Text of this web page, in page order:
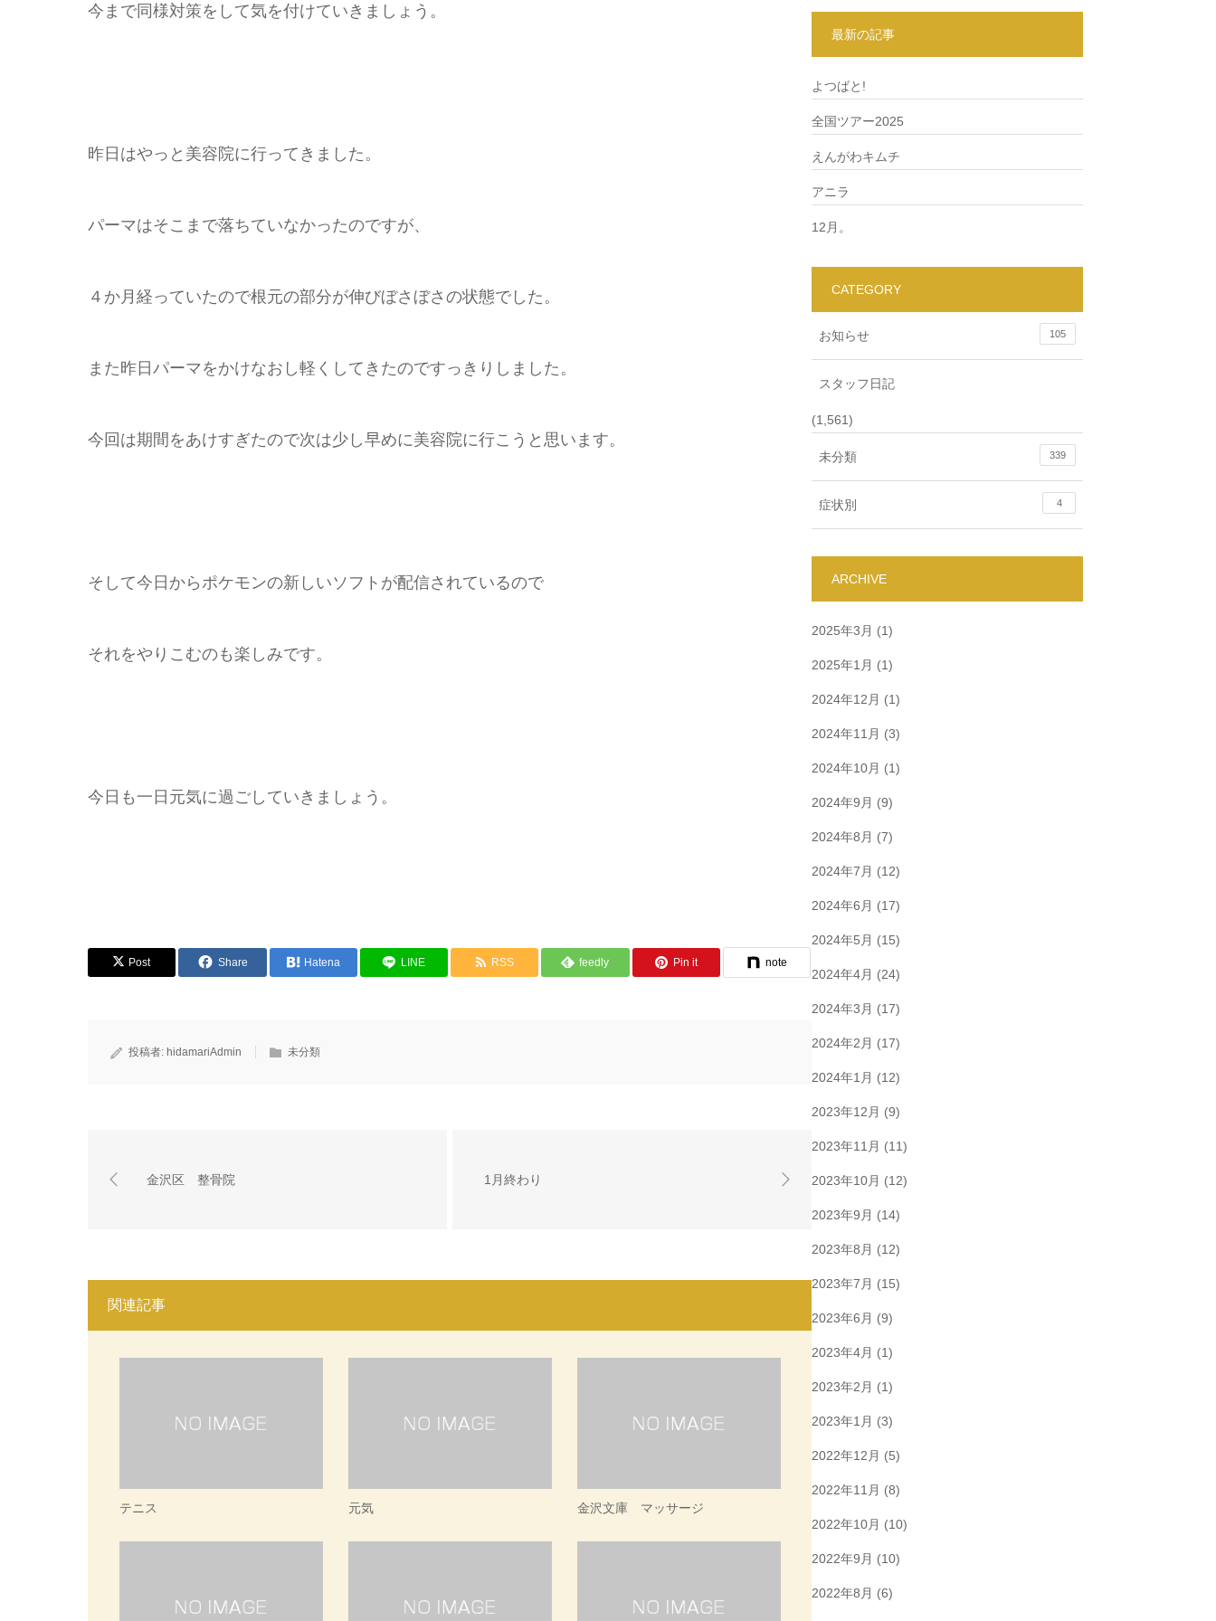
今まで同様対策をして気を付けていきましょう。
昨日はやっと美容院に行ってきました。
パーマはそこまで落ちていなかったのですが、
４か月経っていたので根元の部分が伸びぼさぼさの状態でした。
また昨日パーマをかけなおし軽くしてきたのですっきりしました。
今回は期間をあけすぎたので次は少し早めに美容院に行こうと思います。
そして今日からポケモンの新しいソフトが配信されているので
それをやりこむのも楽しみです。
今日も一日元気に過ごしていきましょう。
Post Share Hatena LINE RSS feedly Pin it note
投稿者: hidamariAdmin 未分類
金沢区 整骨院 1月終わり
関連記事
テニス 元気 金沢文庫 マッサージ
最新の記事
よつばと!
全国ツアー2025
えんがわキムチ
アニラ
12月。
CATEGORY
お知らせ 105
スタッフ日記
(1,561)
未分類 339
症状別 4
ARCHIVE
2025年3月 (1)
2025年1月 (1)
2024年12月 (1)
2024年11月 (3)
2024年10月 (1)
2024年9月 (9)
2024年8月 (7)
2024年7月 (12)
2024年6月 (17)
2024年5月 (15)
2024年4月 (24)
2024年3月 (17)
2024年2月 (17)
2024年1月 (12)
2023年12月 (9)
2023年11月 (11)
2023年10月 (12)
2023年9月 (14)
2023年8月 (12)
2023年7月 (15)
2023年6月 (9)
2023年4月 (1)
2023年2月 (1)
2023年1月 (3)
2022年12月 (5)
2022年11月 (8)
2022年10月 (10)
2022年9月 (10)
2022年8月 (6)